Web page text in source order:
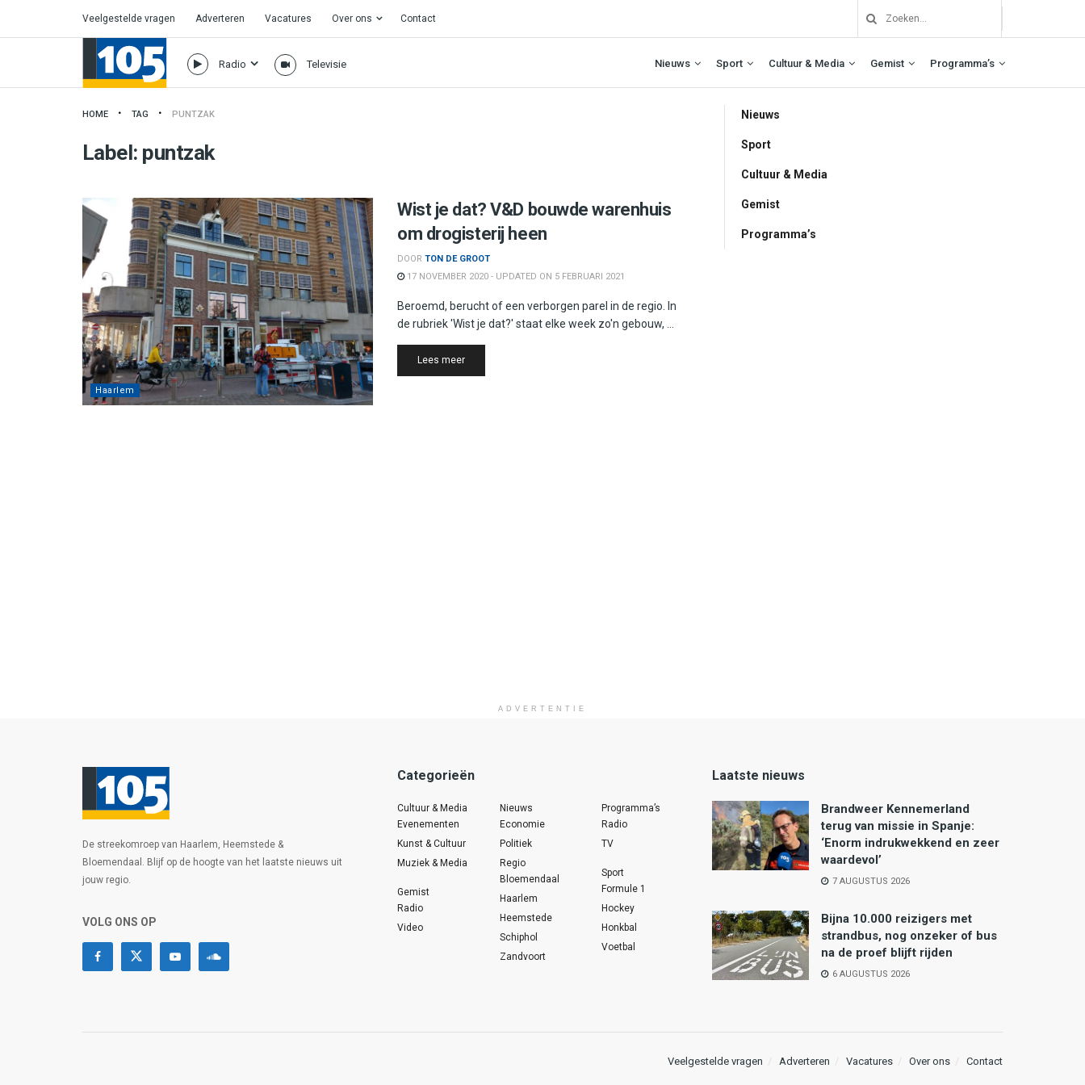
Veelgestelde vragen Adverteren Vacatures Over ons Contact
Radio Televisie Nieuws Sport Cultuur & Media Gemist Programma’s
HOME TAG PUNTZAK
Label: puntzak
Haarlem
Wist je dat? V&D bouwde warenhuis
om drogisterij heen
DOOR TON DE GROOT
17 NOVEMBER 2020 - UPDATED ON 5 FEBRUARI 2021
Beroemd, berucht of een verborgen parel in de regio. In
de rubriek 'Wist je dat?' staat elke week zo'n gebouw, ...
Lees meerDetails
Nieuws
Sport
Cultuur & Media
Gemist
Programma’s
ADVERTENTIE
De streekomroep van Haarlem, Heemstede &
Bloemendaal. Blijf op de hoogte van het laatste nieuws uit
jouw regio.
VOLG ONS OP
Categorieën
Cultuur & Media
Evenementen
Kunst & Cultuur
Muziek & Media
Gemist
Radio
Video
Nieuws
Economie
Politiek
Regio
Bloemendaal
Haarlem
Heemstede
Schiphol
Zandvoort
Programma’s
Radio
TV
Sport
Formule 1
Hockey
Honkbal
Voetbal
Laatste nieuws
Brandweer Kennemerland
terug van missie in Spanje:
‘Enorm indrukwekkend en zeer
waardevol’
7 AUGUSTUS 2026
Bijna 10.000 reizigers met
strandbus, nog onzeker of bus
na de proef blijft rijden
6 AUGUSTUS 2026
Veelgestelde vragen Adverteren Vacatures Over ons Contact